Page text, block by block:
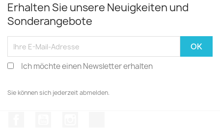
Erhalten Sie unsere Neuigkeiten und
Sonderangebote
Ich möchte einen Newsletter erhalten
Sie können sich jederzeit abmelden.